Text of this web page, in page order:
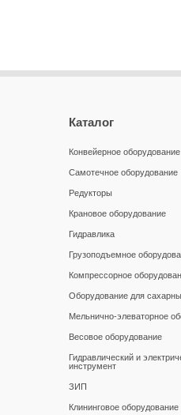
Каталог
Конвейерное оборудование
Самотечное оборудование
Редукторы
Крановое оборудование
Гидравлика
Грузоподъемное
Компрессорное
Оборудование для
Мельнично-элеваторное
Весовое оборудование
Гидравлический и
инструмент
ЗИП
Клининговое оборудование